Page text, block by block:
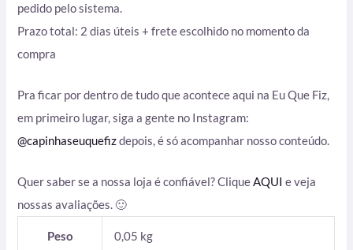
pedido pelo sistema.
Prazo total: 2 dias úteis + frete escolhido no momento da
compra
Pra ficar por dentro de tudo que acontece aqui na Eu Que Fiz,
em primeiro lugar, siga a gente no Instagram:
@capinhaseuquefizdepois, é só acompanhar nosso conteúdo.
Quer saber se a nossa loja é confiável? CliqueAQUI e veja
nossas avaliações. 🙂
Peso 0,05 kg